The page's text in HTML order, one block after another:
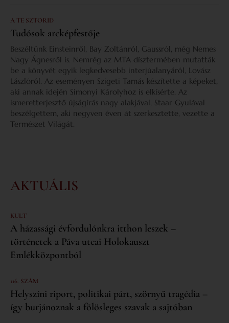
A TE SZTORID
Tudósok arcképfestője
Beszéltünk Einsteinről, Bay Zoltánról, Gaussról, még Nemes
Nagy Ágnesről is. Nemrég az MTA dísztermében mutatták
be a könyvét egyik legkedvesebb interjúalanyáról, Lovász
Lászlóról. Az eseményen Szigeti Tamás készítette a képeket,
aki annak idején Simonyi Károlyhoz is elkísérte. Az
ismeretterjesztő újságírás nagy alakjával, Staar Gyulával
beszélgettem, aki negyven éven át szerkesztette, vezette a
Természet Világát.
AKTUÁLIS
KULT
A házassági évfordulónkra itthon leszek –
történetek a Páva utcai Holokauszt
Emlékközpontból
116. SZÁM
Helyszíni riport, politikai párt, szörnyű tragédia –
így burjánoznak a fölösleges szavak a sajtóban